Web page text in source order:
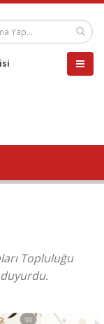
Topluluğu